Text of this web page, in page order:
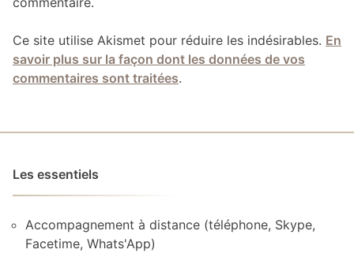
Ce site utilise Akismet pour réduire les indésirables. En
savoir plus sur la façon dont les données de vos
commentaires sont traitées.
Les essentiels
Accompagnement à distance (téléphone, Skype,
Facetime, Whats'App)